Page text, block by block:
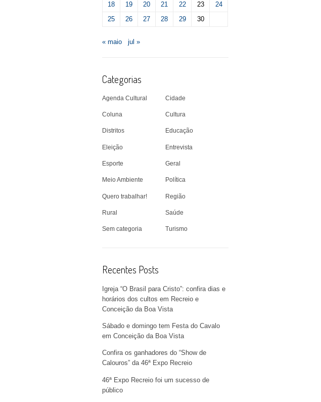
18
19 20 21 22 23
24
25
26 27 28 29 30
« maio jul »
Categorias
Agenda Cultural Cidade
Coluna Cultura
Distritos Educação
Eleição Entrevista
Esporte Geral
Meio Ambiente Política
Quero trabalhar! Região
Rural Saúde
Sem categoria Turismo
Recentes Posts
Igreja “O Brasil para Cristo”: confira dias e
horários dos cultos em Recreio e
Conceição da Boa Vista
Sábado e domingo tem Festa do Cavalo
em Conceição da Boa Vista
Confira os ganhadores do “Show de
Calouros” da 46ª Expo Recreio
46ª Expo Recreio foi um sucesso de
público